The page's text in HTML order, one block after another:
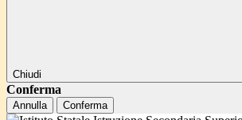
Chiudi
Conferma
Annulla Conferma